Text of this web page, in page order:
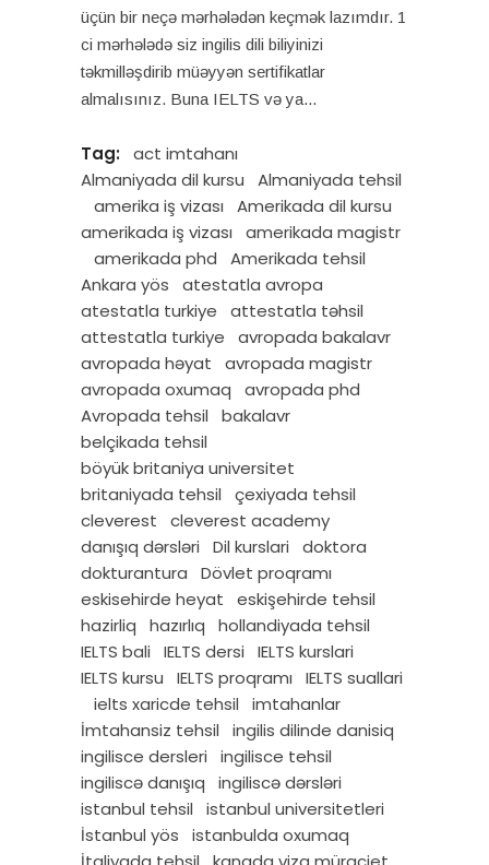
üçün bir neçə mərhələdən keçmək lazımdır. 1
ci mərhələdə siz ingilis dili biliyinizi
təkmilləşdirib müəyyən sertifikatlar
almalısınız. Buna IELTS və ya
Tag:
act imtahanı
Almaniyada dil kursu
Almaniyada tehsil
amerika iş vizası
Amerikada dil kursu
amerikada iş vizası
amerikada magistr
amerikada phd
Amerikada tehsil
Ankara yös
atestatla avropa
atestatla turkiye
attestatla təhsil
attestatla turkiye
avropada bakalavr
avropada həyat
avropada magistr
avropada oxumaq
avropada phd
Avropada tehsil
bakalavr
belçikada tehsil
böyük britaniya universitet
britaniyada tehsil
çexiyada tehsil
cleverest
cleverest academy
danışıq dərsləri
Dil kurslari
doktora
dokturantura
Dövlet proqramı
eskisehirde heyat
eskişehirde tehsil
hazirliq
hazırlıq
hollandiyada tehsil
IELTS bali
IELTS dersi
IELTS kurslari
IELTS kursu
IELTS proqramı
IELTS suallari
ielts xaricde tehsil
imtahanlar
İmtahansiz tehsil
ingilis dilinde danisiq
ingilisce dersleri
ingilisce tehsil
ingiliscə danışıq
ingiliscə dərsləri
istanbul tehsil
istanbul universitetleri
İstanbul yös
istanbulda oxumaq